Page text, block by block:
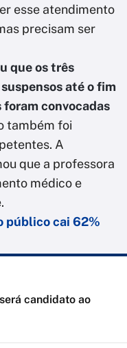
esse atendimento
precisam ser
que os três
até o fim
convocadas
também foi
A
que a professora
médico e
público cai 62%
candidato ao